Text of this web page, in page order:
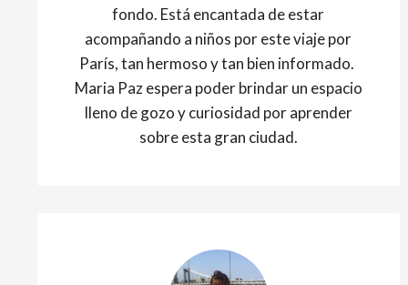
fondo. Está encantada de estar
acompañando a niños por este viaje por
París, tan hermoso y tan bien informado.
Maria Paz espera poder brindar un espacio
lleno de gozo y curiosidad por aprender
sobre esta gran ciudad.